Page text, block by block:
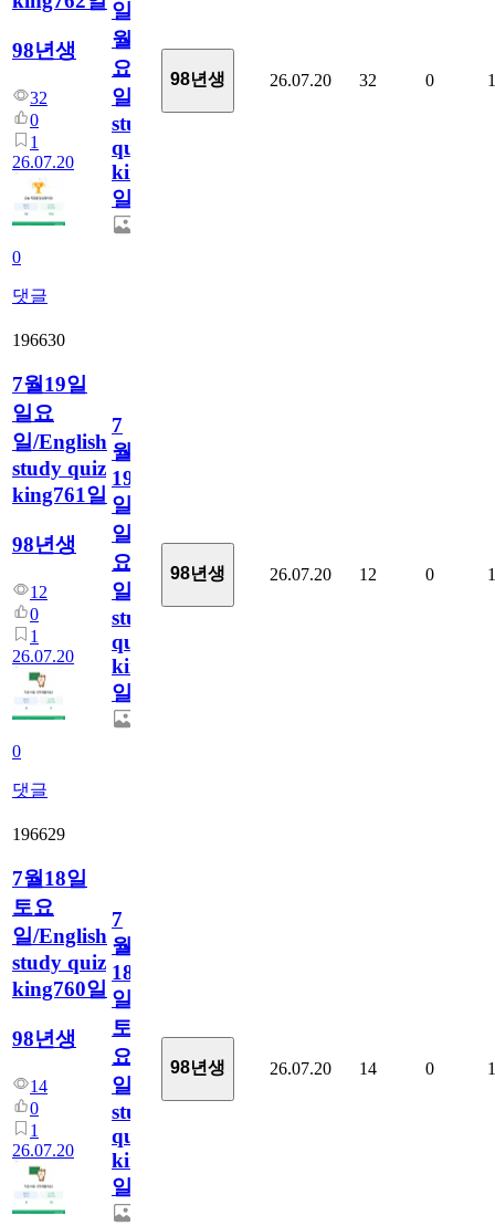
98년생
32
0
1
26.07.20
0
댓글
일
월
요
일/English
study
quiz
king762
일
98년생 26.07.20 32 0 1
196630
7월19일
일요
일/English
study quiz
king761일
98년생
12
0
1
26.07.20
0
댓글
7
월
19
일
일
요
일/English
study
quiz
king761
일
98년생 26.07.20 12 0 1
196629
7월18일
토요
일/English
study quiz
king760일
98년생
14
0
1
26.07.20
7
월
18
일
토
요
일/English
study
quiz
king760
일
98년생 26.07.20 14 0 1